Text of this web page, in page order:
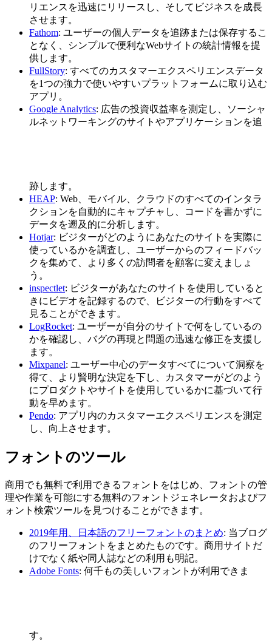
リエンスを迅速にリリースし、そしてビジネスを成長
させます。
Fathom: ユーザーの個人データを追跡または保存するこ
となく、シンプルで便利なWebサイトの統計情報を提
供します。
FullStory: すべてのカスタマーエクスペリエンスデータ
を1つの強力で使いやすいプラットフォームに取り込む
アプリ。
Google Analytics: 広告の投資収益率を測定し、ソーシャ
ルネットワーキングのサイトやアプリケーションを追
跡します。
HEAP: Web、モバイル、クラウドのすべてのインタラ
クションを自動的にキャプチャし、コードを書かずに
データを遡及的に分析します。
Hotjar: ビジターがどのようにあなたのサイトを実際に
使っているかを調査し、ユーザーからのフィードバッ
クを集めて、より多くの訪問者を顧客に変えましょ
う。
inspectlet: ビジターがあなたのサイトを使用していると
きにビデオを記録するので、ビジターの行動をすべて
見ることができます。
LogRocket: ユーザーが自分のサイトで何をしているの
かを確認し、バグの再現と問題の迅速な修正を支援し
ます。
Mixpanel: ユーザー中心のデータすべてについて洞察を
得て、より賢明な決定を下し、カスタマーがどのよう
にプロダクトやサイトを使用しているかに基づいて行
動を早めます。
Pendo: アプリ内のカスタマーエクスペリエンスを測定
し、向上させます。
フォントのツール
商用でも無料で利用できるフォントをはじめ、フォントの管
理や作業を可能にする無料のフォントジェネレータおよびフ
ォント検索ツールを見つけることができます。
2019年用、日本語のフリーフォントのまとめ: 当ブログ
のフリーフォントをまとめたものです。商用サイトだ
けでなく紙や同人誌などの利用も明記。
Adobe Fonts: 何千もの美しいフォントが利用できま
す。